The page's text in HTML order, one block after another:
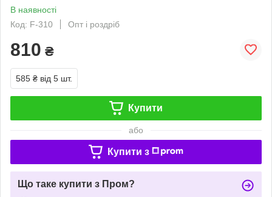
В наявності
Код: F-310
Опт і роздріб
810 ₴
585 ₴ від 5 шт.
Купити
або
Купити з
Що таке купити з Пром?